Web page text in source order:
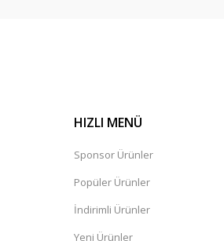
HIZLI MENÜ
Sponsor Ürünler
Popüler Ürünler
İndirimli Ürünler
Yeni Ürünler